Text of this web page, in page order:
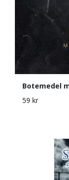
Botemedel
59 kr